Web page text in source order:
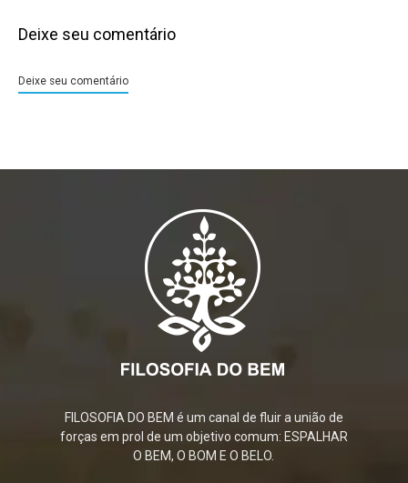
Deixe seu comentário
Deixe seu comentário
FILOSOFIA DO BEM é um canal de fluir a união de
forças em prol de um objetivo comum: ESPALHAR
O BEM, O BOM E O BELO.